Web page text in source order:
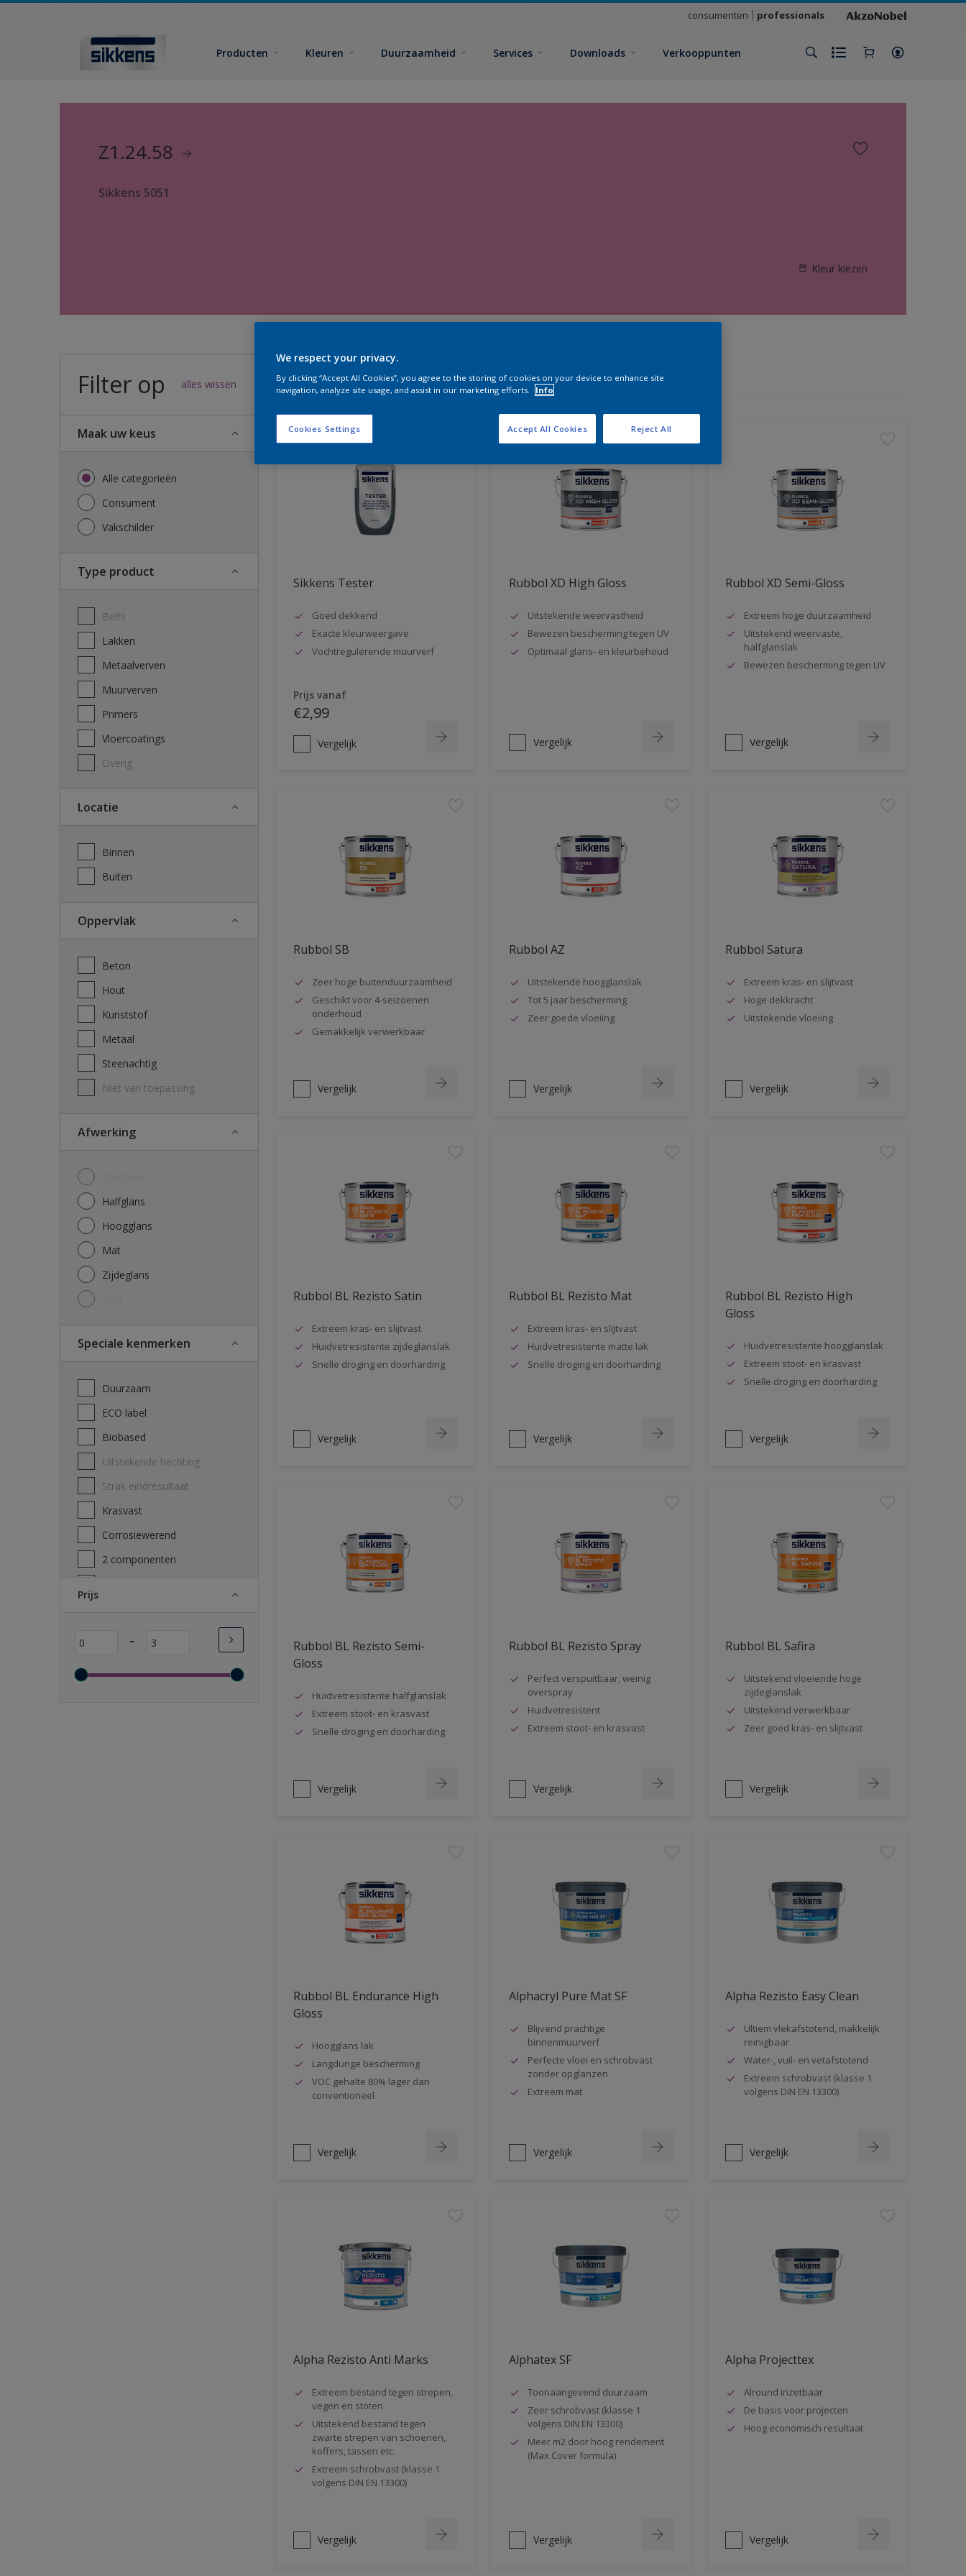
consumenten professionals
Producten Kleuren Duurzaamheid Services Downloads Verkooppunten
Z1.24.58
Sikkens 5051
Kleur kiezen
Filter op alles wissen
Maak uw keus
Alle categorieën
Consument
Vakschilder
Type product
Beits
Lakken
Metaalverven
Muurverven
Primers
Vloercoatings
Overig
Locatie
Binnen
Buiten
Oppervlak
Beton
Hout
Kunststof
Metaal
Steenachtig
Niet van toepassing
Afwerking
Halfglans
Hoogglans
Mat
Zijdeglans
Speciale kenmerken
Duurzaam
ECO label
Biobased
Uitstekende hechting
Strak eindresultaat
Krasvast
Corrosiewerend
2 componenten
Wasbaar
Sneldrogend
Prijs
-
49resultaten voor jou
Sikkens Tester
Goed dekkend
Exacte kleurweergave
Vochtregulerende muurverf
Prijs vanaf
€2,99
Vergelijk
Rubbol XD High Gloss
Uitstekende weervastheid
Bewezen bescherming tegen UV
Optimaal glans- en kleurbehoud
Vergelijk
Rubbol XD Semi-Gloss
Extreem hoge duurzaamheid
Uitstekend weervaste,
halfglanslak
Bewezen bescherming tegen UV
Vergelijk
Rubbol SB
Zeer hoge buitenduurzaamheid
Geschikt voor 4-seizoenen
onderhoud
Gemakkelijk verwerkbaar
Vergelijk
Rubbol AZ
Uitstekende hoogglanslak
Tot 5 jaar bescherming
Zeer goede vloeiing
Vergelijk
Rubbol Satura
Extreem kras- en slijtvast
Hoge dekkracht
Uitstekende vloeiing
Vergelijk
Rubbol BL Rezisto Satin
Extreem kras- en slijtvast
Huidvetresistente zijdeglanslak
Snelle droging en doorharding
Vergelijk
Rubbol BL Rezisto Mat
Extreem kras- en slijtvast
Huidvetresistente matte lak
Snelle droging en doorharding
Vergelijk
Rubbol BL Rezisto High
Gloss
Huidvetresistente hoogglanslak
Extreem stoot- en krasvast
Snelle droging en doorharding
Vergelijk
Rubbol BL Rezisto Semi-
Gloss
Huidvetresistente halfglanslak
Extreem stoot- en krasvast
Snelle droging en doorharding
Vergelijk
Rubbol BL Rezisto Spray
Perfect verspuitbaar, weinig
overspray
Huidvetresistent
Extreem stoot- en krasvast
Vergelijk
Rubbol BL Safira
Uitstekend vloeiende hoge
zijdeglanslak
Uitstekend verwerkbaar
Zeer goed kras- en slijtvast
Vergelijk
Rubbol BL Endurance High
Gloss
Hoogglans lak
Langdurige bescherming
VOC gehalte 80% lager dan
conventioneel
Vergelijk
Alphacryl Pure Mat SF
Blijvend prachtige
binnenmuurverf
Perfecte vloei en schrobvast
zonder opglanzen
Extreem mat
Vergelijk
Alpha Rezisto Easy Clean
Ultiem vlekafstotend, makkelijk
reinigbaar
Water-, vuil- en vetafstotend
Extreem schrobvast (klasse 1
volgens DIN EN 13300)
Vergelijk
Alpha Rezisto Anti Marks
Extreem bestand tegen strepen,
vegen en stoten
Uitstekend bestand tegen
zwarte strepen van schoenen,
koffers, tassen etc.
Extreem schrobvast (klasse 1
volgens DIN EN 13300)
Vergelijk
Alphatex SF
Toonaangevend duurzaam
Zeer schrobvast (klasse 1
volgens DIN EN 13300)
Meer m2 door hoog rendement
(Max Cover formula)
Vergelijk
Alpha Projecttex
Alround inzetbaar
De basis voor projecten
Hoog economisch resultaat
Vergelijk
We respect your privacy.
By clicking “Accept All Cookies”, you agree to the storing of cookies on your device to enhance site
navigation, analyze site usage, and assist in our marketing efforts.
Info
Cookies Settings Reject All
Accept All Cookies